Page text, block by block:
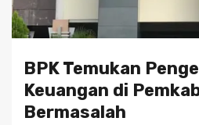
BPK Temukan
Keuangan di
Bermasalah